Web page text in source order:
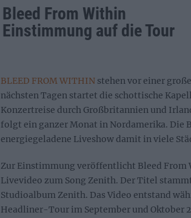
Bleed From Within
Einstimmung auf die Tour
BLEED FROM WITHIN stehen vor einer
nächsten Tagen startet die schottische
Konzertreise durch Großbritannien und
folgt ein ganzer Monat in Nordamerika. Die
energiegeladene Liveshow damit in viele
Zur Einstimmung veröffentlicht Bleed From
Livevideo zum Song Zenith. Der Titel
Studioalbum Zenith. Das Video entstand
Headliner-Tour im September und Oktober